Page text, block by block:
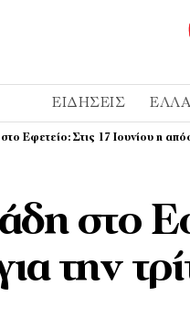
ΕΙΔΉΣΕΙΣ
Εφετείο: Στις 17 Ιουνίου η
στο
την